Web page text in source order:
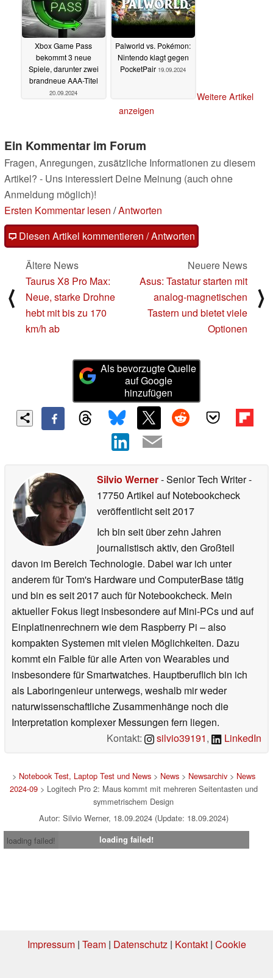
Xbox Game Pass
bekommt 3 neue
Spiele, darunter zwei
brandneue AAA-Titel
20.09.2024
Palworld vs. Pokémon:
Nintendo klagt gegen
PocketPair 19.09.2024
Weitere Artikel
anzeigen
Ein Kommentar im Forum
Fragen, Anregungen, zusätzliche Informationen zu diesem
Artikel? - Uns interessiert Deine Meinung (auch ohne
Anmeldung möglich)!
Ersten Kommentar lesen /Antworten
Diesen Artikel kommentieren / Antworten
⟨
Ältere News
Taurus X8 Pro Max:
Neue, starke Drohne
hebt mit bis zu 170
km/h ab
Neuere News
Asus: Tastatur starten mit
analog-magnetischen
Tastern und bietet viele
Optionen
⟩
Als bevorzugte Quelle
auf Google
hinzufügen
Silvio Werner- Senior Tech Writer-
17750 Artikel auf Notebookcheck
veröffentlichtseit 2017
Ich bin seit über zehn Jahren
journalistisch aktiv, den Großteil
davon im Bereich Technologie. Dabei war ich unter
anderem für Tom's Hardware und ComputerBase tätig
und bin es seit 2017 auch für Notebookcheck. Mein
aktueller Fokus liegt insbesondere auf Mini-PCs und auf
Einplatinenrechnern wie dem Raspberry Pi – also
kompakten Systemen mit vielen Möglichkeiten. Dazu
kommt ein Faible für alle Arten von Wearables und
insbesondere für Smartwatches. Hauptberuflich bin ich
als Laboringenieur unterwegs, weshalb mir weder
naturwissenschaftliche Zusammenhänge noch die
Interpretation komplexer Messungen fern liegen.
Kontakt:
silvio39191, LinkedIn
> Notebook Test, Laptop Test und News> News> Newsarchiv> News
2024-09> Logitech Pro 2: Maus kommt mit mehreren Seitentasten und
symmetrischem Design
Autor: Silvio Werner, 18.09.2024 (Update: 18.09.2024)
loading failed!
loading failed!
Impressum| Team| Datenschutz| Kontakt| Cookie